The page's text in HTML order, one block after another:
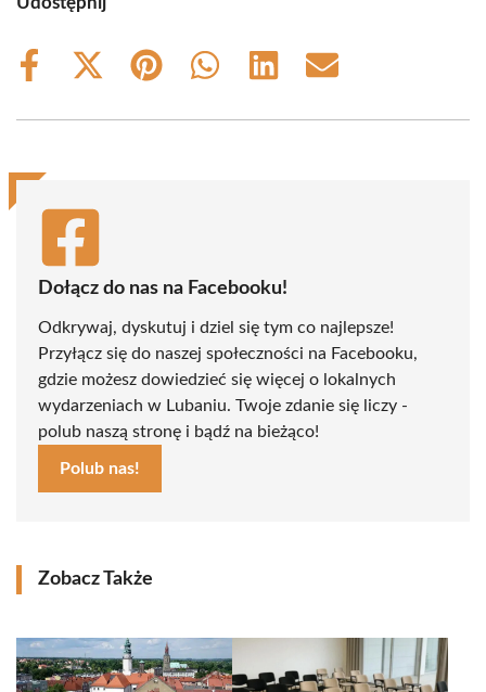
Share
Share
(Twitter)
Share
Share
Share
Share
Dołącz do nas na Facebooku!
Odkrywaj, dyskutuj i dziel się tym co najlepsze!
Przyłącz się do naszej społeczności na Facebooku,
gdzie możesz dowiedzieć się więcej o lokalnych
wydarzeniach w Lubaniu. Twoje zdanie się liczy -
polub naszą stronę i bądź na bieżąco!
Polub nas!
Zobacz Także